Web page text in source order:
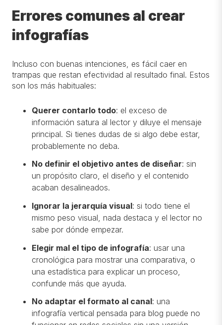
Errores comunes al crear
infografías
Incluso con buenas intenciones, es fácil caer en
trampas que restan efectividad al resultado final. Estos
son los más habituales:
Querer contarlo todo: el exceso de
información satura al lector y diluye el mensaje
principal. Si tienes dudas de si algo debe estar,
probablemente no deba.
No definir el objetivo antes de diseñar: sin
un propósito claro, el diseño y el contenido
acaban desalineados.
Ignorar la jerarquía visual: si todo tiene el
mismo peso visual, nada destaca y el lector no
sabe por dónde empezar.
Elegir mal el tipo de infografía: usar una
cronológica para mostrar una comparativa, o
una estadística para explicar un proceso,
confunde más que ayuda.
No adaptar el formato al canal: una
infografía vertical pensada para blog puede no